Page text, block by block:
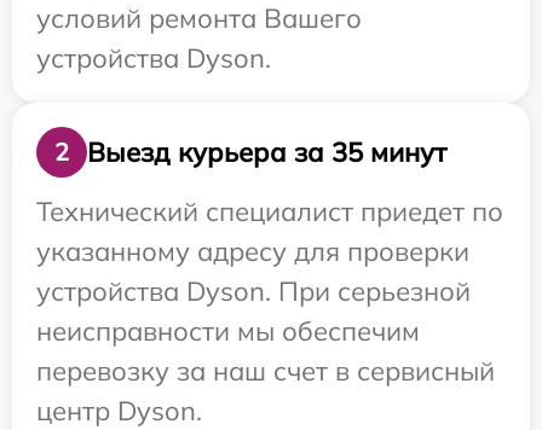
условий ремонта Вашего
устройства Dyson.
2
Выезд курьера за 35 минут
Технический специалист приедет по
указанному адресу для проверки
устройства Dyson. При серьезной
неисправности мы обеспечим
перевозку за наш счет в сервисный
центр Dyson.